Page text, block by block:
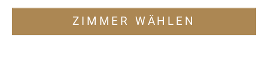
ZIMMER WÄHLEN